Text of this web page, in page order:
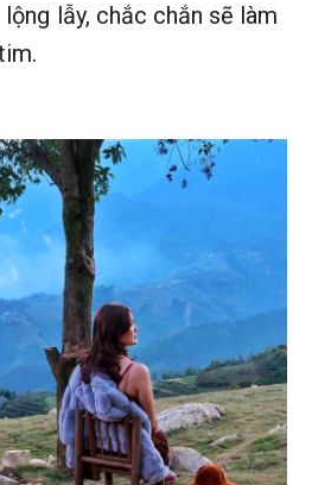
lẫy, chắc chắn sẽ làm